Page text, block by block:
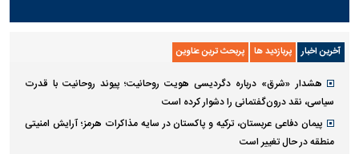
آخرین اخبار پربازدید ها پربحث ترین عناوین
هشدار «شرق» درباره دگردیسی هویت روحانیت؛ پیوند روحانیت با قدرت
سیاسی، نقد درون‌گفتمانی را دشوار کرده است
پیمان دفاعی عربستان، ترکیه و پاکستان در سایه مذاکرات هرمز؛ آرایش امنیتی
منطقه در حال تغییر است